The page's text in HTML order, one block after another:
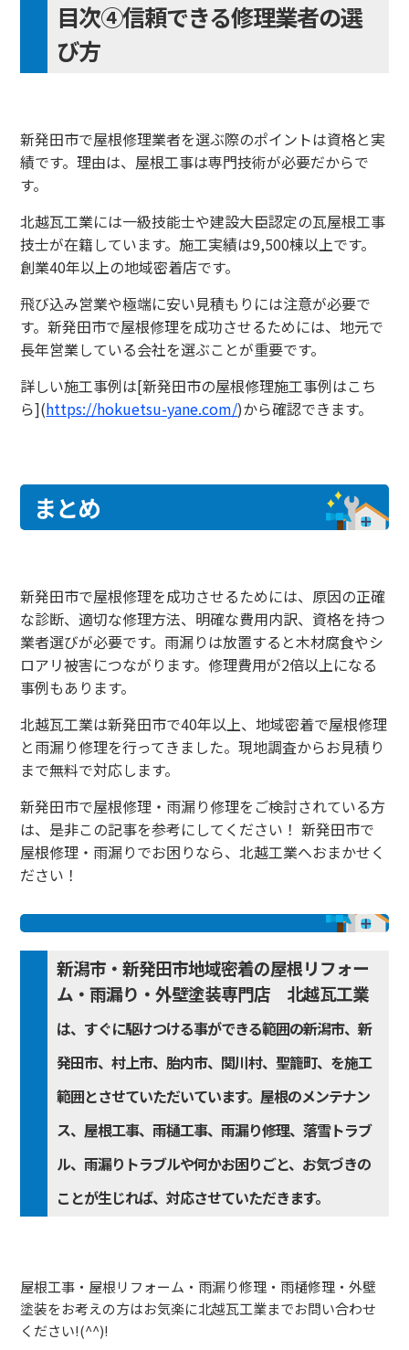
目次④信頼できる修理業者の選
び方
新発田市で屋根修理業者を選ぶ際のポイントは資格と実
績です。理由は、屋根工事は専門技術が必要だからで
す。
北越瓦工業には一級技能士や建設大臣認定の瓦屋根工事
技士が在籍しています。施工実績は9,500棟以上です。
創業40年以上の地域密着店です。
飛び込み営業や極端に安い見積もりには注意が必要で
す。新発田市で屋根修理を成功させるためには、地元で
長年営業している会社を選ぶことが重要です。
詳しい施工事例は[新発田市の屋根修理施工事例はこち
ら](https://hokuetsu-yane.com/)から確認できます。
まとめ
新発田市で屋根修理を成功させるためには、原因の正確
な診断、適切な修理方法、明確な費用内訳、資格を持つ
業者選びが必要です。雨漏りは放置すると木材腐食やシ
ロアリ被害につながります。修理費用が2倍以上になる
事例もあります。
北越瓦工業は新発田市で40年以上、地域密着で屋根修理
と雨漏り修理を行ってきました。現地調査からお見積り
まで無料で対応します。
新発田市で屋根修理・雨漏り修理をご検討されている方
は、是非この記事を参考にしてください！ 新発田市で
屋根修理・雨漏りでお困りなら、北越工業へおまかせく
ださい！
新潟市・新発田市地域密着の屋根リフォー
ム・雨漏り・外壁塗装専門店 北越瓦工業
は、すぐに駆けつける事ができる範囲の新潟市、新
発田市、村上市、胎内市、関川村、聖籠町、を施工
範囲とさせていただいています。屋根のメンテナン
ス、屋根工事、雨樋工事、雨漏り修理、落雪トラブ
ル、雨漏りトラブルや何かお困りごと、お気づきの
ことが生じれば、対応させていただきます。
屋根工事・屋根リフォーム・雨漏り修理・雨樋修理・外壁
塗装をお考えの方はお気楽に北越瓦工業までお問い合わせ
ください!(^^)!